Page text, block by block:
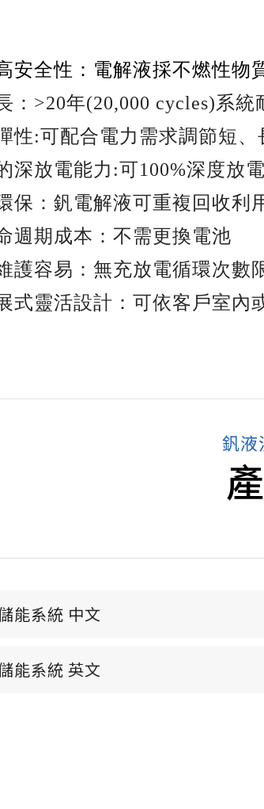
安全性：電解液採不燃性物
： >20年(20,000 cycles)系統
性:可配合電力需求調節短、
深放電能力 :可100%深度放
保：釩電解液可重複回收利
週期成本：不需更換電池
護容易：無充放電循環次
式靈活設計：可依客戶室
釩液
能系統 中文
能系統 英文